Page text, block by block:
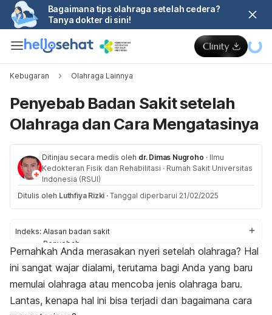
Bagaimana tips olahraga setelah cedera?
Tanya dokter di sini!
Kebugaran Olahraga Lainnya
Penyebab Badan Sakit setelah
Olahraga dan Cara Mengatasinya
Ditinjau secara medis oleh dr. Dimas Nugroho · Ilmu
Kedokteran Fisik dan Rehabilitasi · Rumah Sakit Universitas
Indonesia (RSUI)
Ditulis oleh Luthfiya Rizki · Tanggal diperbarui 21/02/2025
Indeks: Alasan badan sakit
Penyebab
Cara mengatasi
Pernahkah Anda merasakan nyeri setelah olahraga? Hal
ini sangat wajar dialami, terutama bagi Anda yang baru
memulai olahraga atau mencoba jenis olahraga baru.
Lantas, kenapa hal ini bisa terjadi dan bagaimana cara